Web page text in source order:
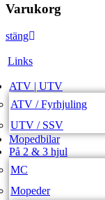
Varukorg
stäng
Links
ATV | UTV
ATV / Fyrhjuling
UTV / SSV
Mopedbilar
På 2 & 3 hjul
MC
Mopeder